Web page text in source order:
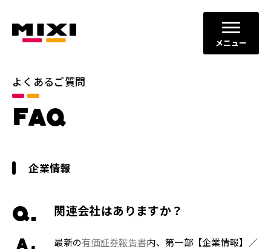
メニュー
よくあるご質問
FAQ
企業情報
Q. 関連会社はありますか？
A. 最新の有価証券報告書内、第一部【企業情報】／